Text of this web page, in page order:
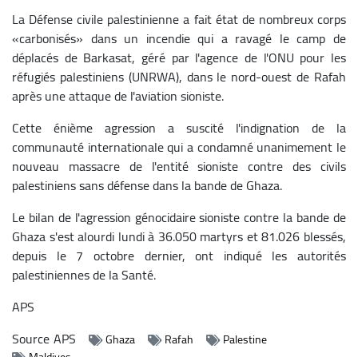
La Défense civile palestinienne a fait état de nombreux corps
«carbonisés» dans un incendie qui a ravagé le camp de
déplacés de Barkasat, géré par l'agence de l'ONU pour les
réfugiés palestiniens (UNRWA), dans le nord-ouest de Rafah
après une attaque de l'aviation sioniste.
Cette énième agression a suscité l'indignation de la
communauté internationale qui a condamné unanimement le
nouveau massacre de l'entité sioniste contre des civils
palestiniens sans défense dans la bande de Ghaza.
Le bilan de l'agression génocidaire sioniste contre la bande de
Ghaza s'est alourdi lundi à 36.050 martyrs et 81.026 blessés,
depuis le 7 octobre dernier, ont indiqué les autorités
palestiniennes de la Santé.
APS
SourceAPS Ghaza Rafah
Palestine